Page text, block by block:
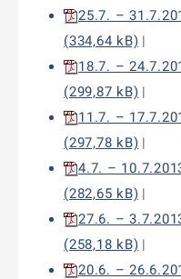
25.7. –
(334,64 kB) |
18.7. –
(299,87 kB) |
11.7. –
(297,78 kB) |
4.7. –
(282,65 kB) |
27.6. –
(258,18 kB) |
20.6. –